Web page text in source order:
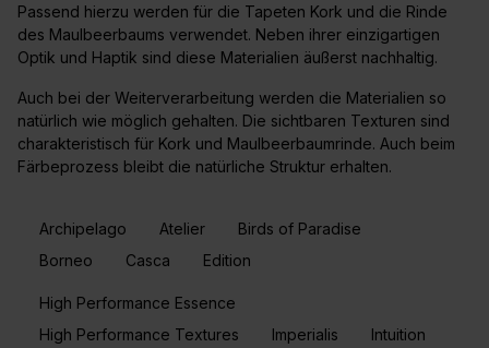
Passend hierzu werden für die Tapeten Kork und die Rinde
des Maulbeerbaums verwendet. Neben ihrer einzigartigen
Optik und Haptik sind diese Materialien äußerst nachhaltig.
Auch bei der Weiterverarbeitung werden die Materialien so
natürlich wie möglich gehalten. Die sichtbaren Texturen sind
charakteristisch für Kork und Maulbeerbaumrinde. Auch beim
Färbeprozess bleibt die natürliche Struktur erhalten.
Archipelago Atelier
Birds of Paradise
Borneo
Casca Edition
High Performance Essence
High Performance Textures
Imperialis
Intuition